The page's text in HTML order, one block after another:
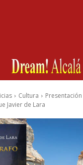
Cultura
Javier de Lara